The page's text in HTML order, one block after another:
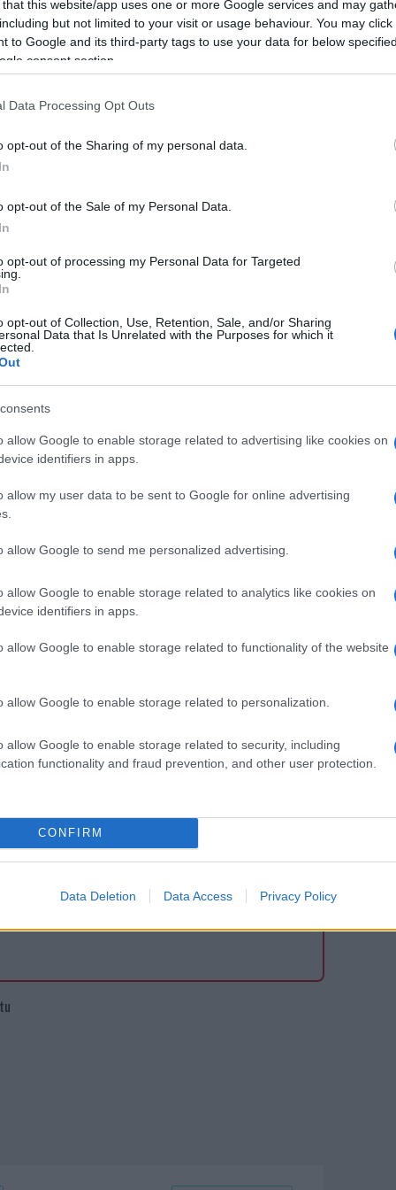
that this website/app uses one or more Google services and may
but not limited to your visit or usage behaviour. You may
to Google and its third-party tags to use your data for below
consent section.
Data Processing Opt Outs
opt-out of the Sharing of my personal data.
opt-out of the Sale of my Personal Data.
opt-out of processing my Personal Data for Targeted
opt-out of Collection, Use, Retention, Sale, and/or Sharing
Data that Is Unrelated with the Purposes for which it
allow Google to enable storage related to advertising like cookies on
identifiers in apps.
allow my user data to be sent to Google for online advertising
allow Google to send me personalized advertising.
allow Google to enable storage related to analytics like cookies on
identifiers in apps.
allow Google to enable storage related to functionality of the website
allow Google to enable storage related to personalization.
allow Google to enable storage related to security, including
functionality and fraud prevention, and other user protection.
CONFIRM
Data Deletion Data Access Privacy Policy
all’insegna del divertimento e della
2025, in programma pervenerdì 28
promette una festa ricca di colori,
tutta la comunità in una celebrazione
13con il tradizionalepranzo di
i piatti tipici della festa. Tra le
e costi saliti, fagioli e fodda, oltre agli
che renderanno l’inizio della
il momento della grande
, che attraverseranno le vie del paese
il corteo ci saranno
Trinitaiese e tanti carri
la Mauro’s Band, laMarching
da un entusiasmanteDJ set con
la partecipazione speciale di
Quelli del Processopresenterà dal
Amor”
nazionali?
mesecliccandoqui
nella sezioneLogindal menù del sito